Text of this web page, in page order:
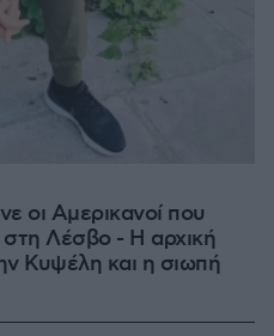
οι Αμερικανοί που
Λέσβο - Η αρχική
Κυψέλη και η σιωπή